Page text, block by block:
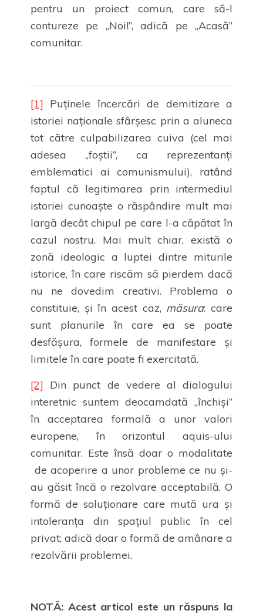
pentru un proiect comun, care să-l
contureze pe „Noi!”, adică pe „Acasă”
comunitar.
[1] Puținele încercări de demitizare a
istoriei naționale sfârșesc prin a aluneca
tot către culpabilizarea cuiva (cel mai
adesea „foștii”, ca reprezentanți
emblematici ai comunismului), ratând
faptul că legitimarea prin intermediul
istoriei cunoaște o răspândire mult mai
largă decât chipul pe care l-a căpătat în
cazul nostru. Mai mult chiar, există o
zonă ideologic a luptei dintre miturile
istorice, în care riscăm să pierdem dacă
nu ne dovedim creativi. Problema o
constituie, și în acest caz, măsura: care
sunt planurile în care ea se poate
desfășura, formele de manifestare și
limitele în care poate fi exercitată.
[2] Din punct de vedere al dialogului
interetnic suntem deocamdată „închiși”
în acceptarea formală a unor valori
europene, în orizontul aquis-ului
comunitar. Este însă doar o modalitate
de acoperire a unor probleme ce nu și-
au găsit încă o rezolvare acceptabilă. O
formă de soluționare care mută ura și
intoleranța din spațiul public în cel
privat; adică doar o formă de amânare a
rezolvării problemei.
NOTĂ: Acest articol este un răspuns la